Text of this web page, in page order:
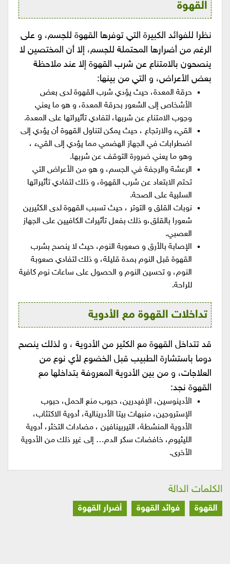
القهوة
نظرا للفوائد الكبيرة التي توفرها القهوة للجسم، و على
الرغم من أضرارها المحتملة للجسم، إلا أن المختصين لا
ينصحون بالامتناع عن شرب القهوة إلا عند ملاحظة
بعض الأعراض، و التي من بينها:
حرقة المعدة، حيث يؤدي شرب القهوة لدى بعض
الأشخاص إلى الشعور بحرقة المعدة، و هو ما يعني
وجوب الامتناع عن شربها، لتفادي تأثيراتها على المعدة.
القيء والارتجاع ، حيث يمكن لتناول القهوة أن يؤدي إلى
اضطرابات في الجهاز الهضمي مما يؤدي إلى القيء ،
وهو ما يعني ضرورة التوقف عن شربها.
الرعشة والرجفة في الجسم، و هو من الأعراض التي
تحتم الابتعاد عن شرب القهوة، و ذلك لتفادي تأثيراتها
السلبية على الصحة.
نوبات القلق و التوتر ، حيث تسبب القهوة لدى الكثيرين
شعورا بالقلق،و ذلك بفعل تأثيرات الكافيين على الجهاز
العصبي.
الإصابة بالأرق و صعوبة النوم، حيث لا ينصح بشرب
القهوة قبل النوم بمدة قليلة، و ذلك لتفادي صعوبة
النوم، و تحسين النوم و الحصول على ساعات نوم كافية
للراحة.
تداخلات القهوة مع الأدوية
قد تتداخل القهوة مع الكثير من الأدوية ، و لذلك ينصح
دوما باستشارة الطبيب قبل الخضوع لأي نوع من
العلاجات، و من بين الأدوية المعروفة بتداخلها مع
القهوة نجد:
الأدينوسين، الإفيدرين، حبوب منع الحمل، حبوب
الإستروجين، منبهات بيتا الأدرينالية، أدوية الاكتئاب،
الأدوية المنشطة، التيربينافين ، مضادات التخثر، أدوية
الليثيوم، خافضات سكر الدم… إلى غير ذلك من الأدوية
الأخرى.
الكلمات الدالة
القهوة فوائد القهوة أضرار القهوة